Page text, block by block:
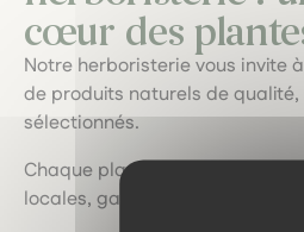
cœur des
Notre herboristerie vous invite
de produits naturels de
sélectionnés.
Chaque plante, extrait et huile
locales, garantissant fraîcheur